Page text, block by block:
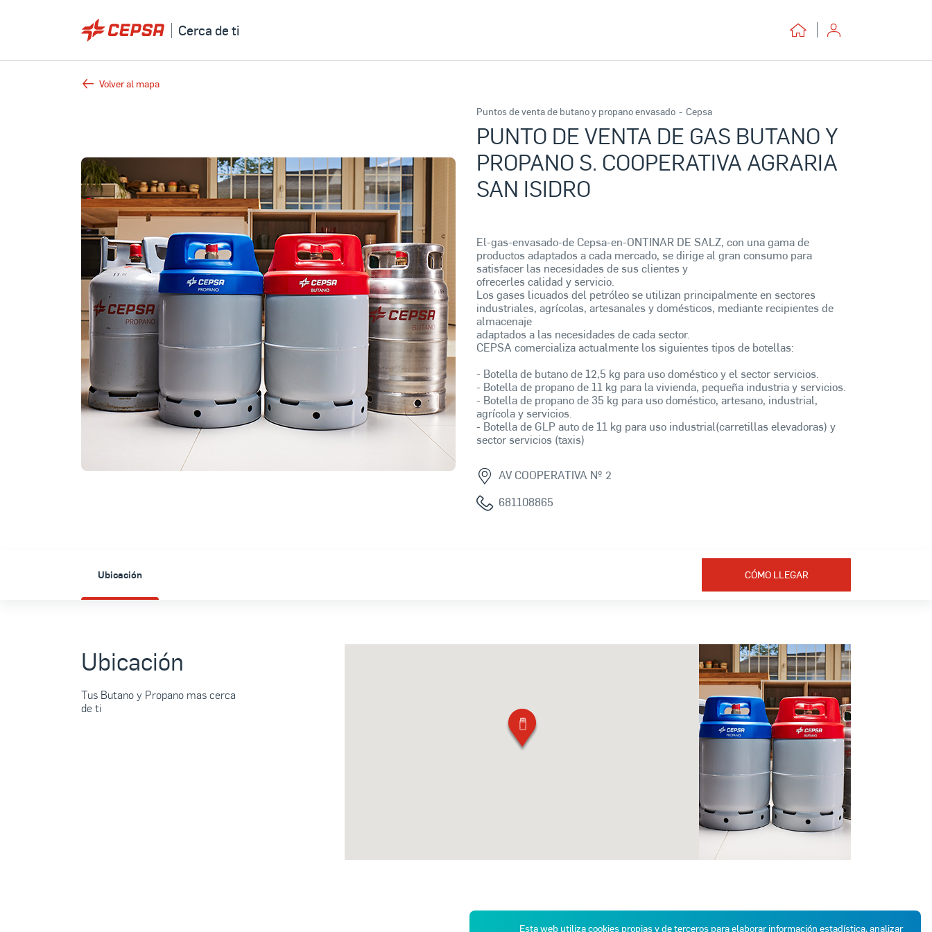
Esta web utiliza cookies propias y de terceros para elaborar información estadística, analizar
Cerca de ti
Volver al mapa
Puntos de venta de butano y propano envasado - Cepsa
PUNTO DE VENTA DE GAS BUTANO Y
PROPANO S. COOPERATIVA AGRARIA
SAN ISIDRO
El-gas-envasado-de Cepsa-en-ONTINAR DE SALZ, con una gama de
productos adaptados a cada mercado, se dirige al gran consumo para
satisfacer las necesidades de sus clientes y
ofrecerles calidad y servicio.
Los gases licuados del petróleo se utilizan principalmente en sectores
industriales, agrícolas, artesanales y domésticos, mediante recipientes de
almacenaje
adaptados a las necesidades de cada sector.
CEPSA comercializa actualmente los siguientes tipos de botellas:
- Botella de butano de 12,5 kg para uso doméstico y el sector servicios.
- Botella de propano de 11 kg para la vivienda, pequeña industria y servicios.
- Botella de propano de 35 kg para uso doméstico, artesano, industrial,
agrícola y servicios.
- Botella de GLP auto de 11 kg para uso industrial(carretillas elevadoras) y
sector servicios (taxis)
AV COOPERATIVA Nº 2
681108865
Ubicación CÓMO LLEGAR
Ubicación
Tus Butano y Propano mas cerca
de ti